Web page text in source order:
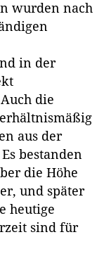
wurden nach
in der
die
aus der
bestanden
die Höhe
und später
heutige
sind für